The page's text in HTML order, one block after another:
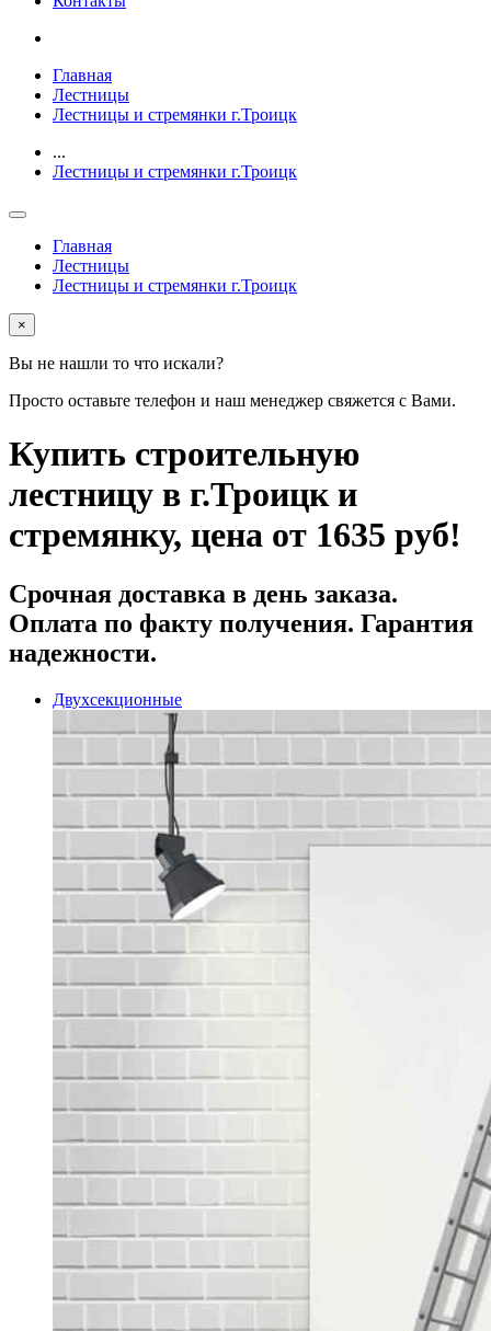
Главная
Лестницы
Лестницы и стремянки г.Троицк
...
Лестницы и стремянки г.Троицк
Главная
Лестницы
Лестницы и стремянки г.Троицк
×
Вы не нашли то что искали?
Просто оставьте телефон и наш менеджер свяжется с Вами.
Купить строительную
лестницу в г.Троицк и
стремянку, цена от 1635 руб!
Срочная доставка в день заказа.
Оплата по факту получения. Гарантия
надежности.
Двухсекционные